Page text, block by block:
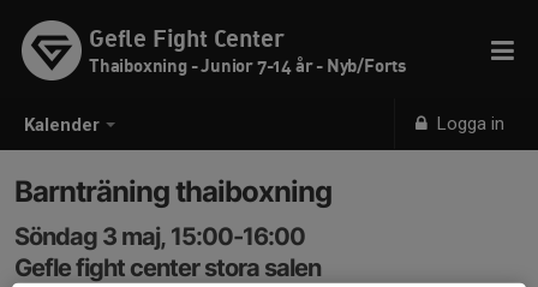
Kalender Logga in
Gefle Fight Center
Thaiboxning - Junior 7-14 år - Nyb/Forts
Barnträning thaiboxning
Söndag 3 maj, 15:00-16:00
Gefle fight center stora salen